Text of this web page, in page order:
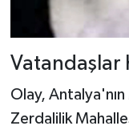
Vatandaşlar
Olay,
Zerdalilik